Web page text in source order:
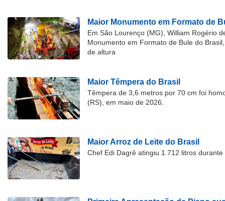
Maior Monumento em Formato de
Em São Lourenço (MG), William Rogério
Monumento em Formato de Bule do
de altura
Maior Têmpera do Brasil
Têmpera de 3,6 metros por 70 cm foi
(RS), em maio de 2026.
Maior Arroz de Leite do Brasil
Chef Edi Dagrê atingiu 1.712 litros